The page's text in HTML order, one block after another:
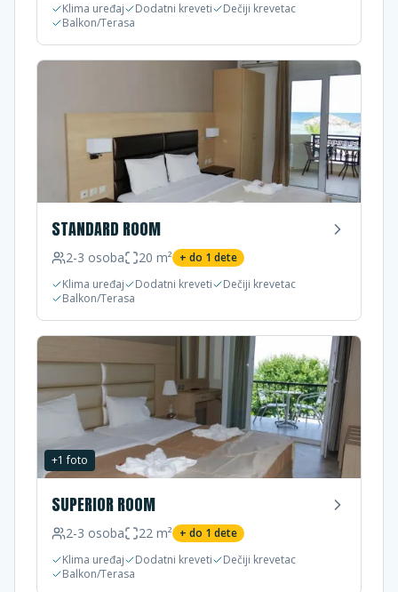
Klima uređaj
Dodatni kreveti
Dečiji krevetac
Balkon/Terasa
STANDARD ROOM
2-3 osoba 20 m² + do 1 dete
Klima uređaj
Dodatni kreveti
Dečiji krevetac
Balkon/Terasa
+1 foto
SUPERIOR ROOM
2-3 osoba 22 m² + do 1 dete
Klima uređaj
Dodatni kreveti
Dečiji krevetac
Balkon/Terasa